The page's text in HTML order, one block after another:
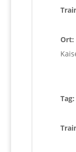
Ort:
Tag: